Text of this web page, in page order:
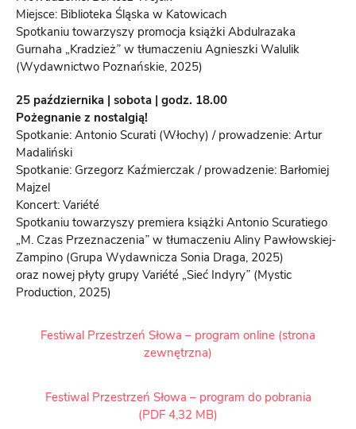
Miejsce: Biblioteka Śląska w Katowicach
Spotkaniu towarzyszy promocja książki Abdulrazaka
Gurnaha „Kradzież” w tłumaczeniu Agnieszki Walulik
(Wydawnictwo Poznańskie, 2025)
25 października | sobota | godz. 18.00
Pożegnanie z nostalgią!
Spotkanie: Antonio Scurati (Włochy) / prowadzenie: Artur
Madaliński
Spotkanie: Grzegorz Kaźmierczak / prowadzenie: Barłomiej
Majzel
Koncert: Variété
Spotkaniu towarzyszy premiera książki Antonio Scuratiego
„M. Czas Przeznaczenia” w tłumaczeniu Aliny Pawłowskiej-
Zampino (Grupa Wydawnicza Sonia Draga, 2025)
oraz nowej płyty grupy Variété „Sieć Indyry” (Mystic
Production, 2025)
Festiwal Przestrzeń Słowa – program online (strona
zewnętrzna)
Festiwal Przestrzeń Słowa – program do pobrania
(PDF 4,32 MB)